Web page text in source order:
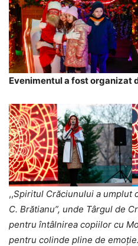
Evenimentul a fost organizat
,,Spiritul Crăciunului a umplut
C. Brătianu”, unde Târgul de
pentru întâlnirea copiilor cu
pentru colinde pline de emoție.